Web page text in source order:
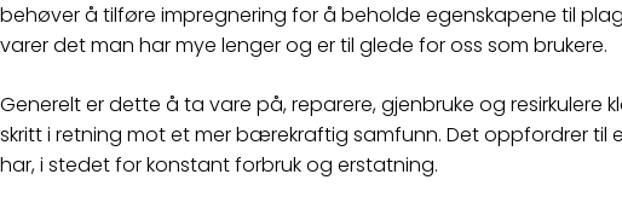
behøver å tilføre impregnering for å beholde egenskapene til
varer det man har mye lenger og er til glede for oss som brukere.
Generelt er dette å ta vare på, reparere, gjenbruke og resirkulere
skritt i retning mot et mer bærekraftig samfunn. Det oppfordrer til
har, i stedet for konstant forbruk og erstatning.